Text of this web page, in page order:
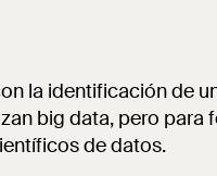
la identificación de
big data, pero para
de datos.